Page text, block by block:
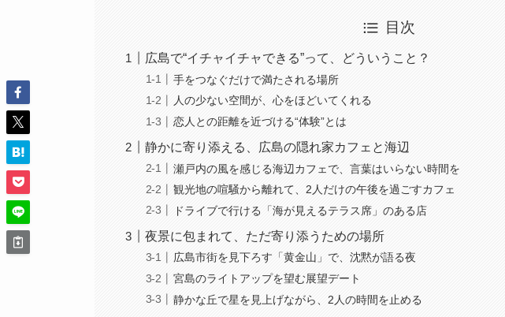
目次
広島で“イチャイチャできる”って、どういうこと？
手をつなぐだけで満たされる場所
人の少ない空間が、心をほどいてくれる
恋人との距離を近づける“体験”とは
静かに寄り添える、広島の隠れ家カフェと海辺
瀬戸内の風を感じる海辺カフェで、言葉はいらない時間を
観光地の喧騒から離れて、2人だけの午後を過ごすカフェ
ドライブで行ける「海が見えるテラス席」のある店
夜景に包まれて、ただ寄り添うための場所
広島市街を見下ろす「黄金山」で、沈黙が語る夜
宮島のライトアップを望む展望デート
静かな丘で星を見上げながら、2人の時間を止める